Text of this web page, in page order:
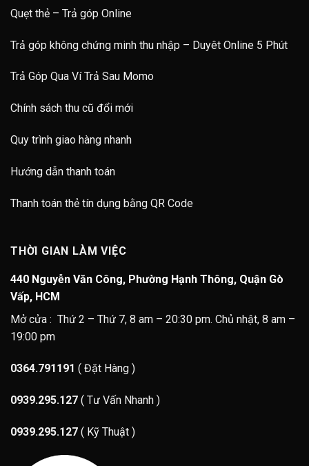
Quẹt thẻ – Trả góp Online
Trả góp không chứng minh thu nhập – Duyêt Online 5 Phút
Trả Góp Qua Ví Trả Sau Momo
Chính sách thu cũ đổi mới
Quy trình giao hàng nhanh
Hướng dẫn thanh toán
Thanh toán thẻ tín dụng bằng QR Code
THỜI GIAN LÀM VIỆC
440 Nguyễn Văn Công, Phường Hạnh Thông, Quận Gò
Vấp, HCM
Mở cửa : Thứ 2 – Thứ 7, 8 am – 20:30 pm. Chủ nhật, 8 am –
19:00 pm
0364.791191 ( Đặt Hàng )
0939.295.127 ( Tư Vấn Nhanh )
0939.295.127 ( Kỹ Thuật )